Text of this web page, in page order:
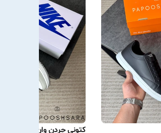
کتونی جردن وان پاریس